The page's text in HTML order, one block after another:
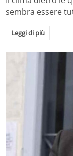
sembra essere
Leggi di più